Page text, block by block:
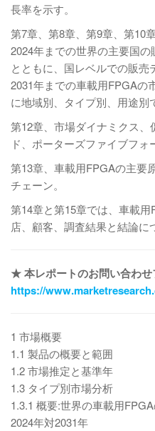
長率を示す。
第7章、第8章、第9章、第10
2024年までの世界の主要国
とともに、国レベルでの販売
2031年までの車載用FPGAの
に地域別、タイプ別、用途別
第12章、市場ダイナミクス
ド、ポーターズファイブフォ
第13章、車載用FPGAの主要
チェーン。
第14章と第15章では、車載
店、顧客、調査結果と結論に
★ 本レポートのお問い合わ
https://
1 市場概要
1.1 製品の概要と範囲
1.2 市場推定と基準年
1.3 タイプ別市場分析
1.3.1 概要:世界の車載用
2024年対2031年